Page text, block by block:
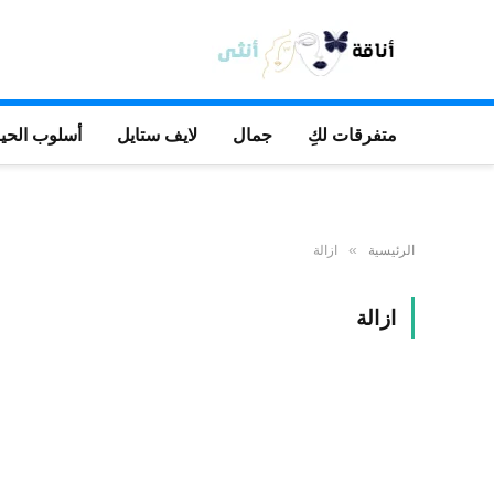
متفرقات لكِ جمال لايف ستايل أسلوب
الرئيسية » ازالة
ازالة